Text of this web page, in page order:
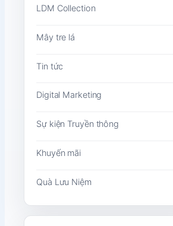
LDM Collection
Mây tre lá
Tin tức
Digital Marketing
Sự kiện Truyền thông
Khuyến mãi
Quà Lưu Niệm